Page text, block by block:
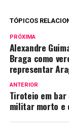
TÓPICOS
PRÓXIMA
Alexandre
Braga como
representar
ANTERIOR
Tiroteio em
militar morto e